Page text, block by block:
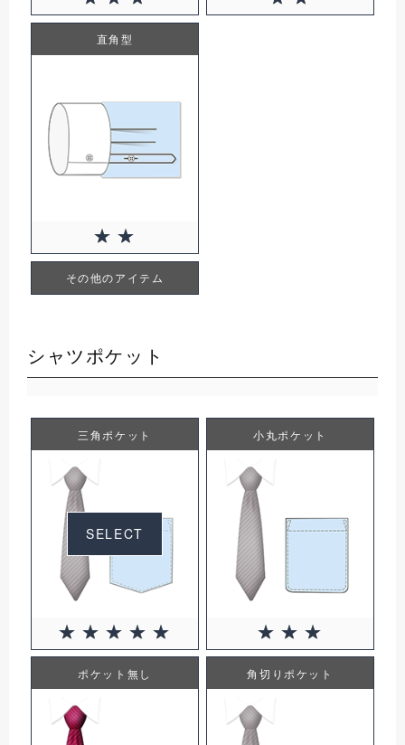
直角型
その他のアイテム
シャツポケット
三角ポケット
SELECT
小丸ポケット
ポケット無し 角切りポケット